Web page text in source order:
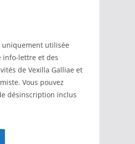
uniquement utilisée
info-lettre et des
de Vexilla Galliae et
Vous pouvez
désinscription inclus